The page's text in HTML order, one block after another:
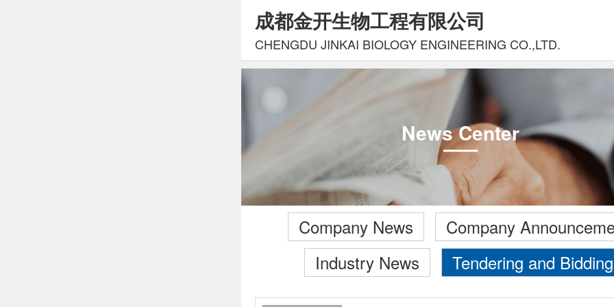
成都金开生物工程有限公司
CHENGDU JINKAI BIOLOGY ENGINEERING CO.,LTD.
News Center
Company News
Company
Industry News
Tendering and Bidding